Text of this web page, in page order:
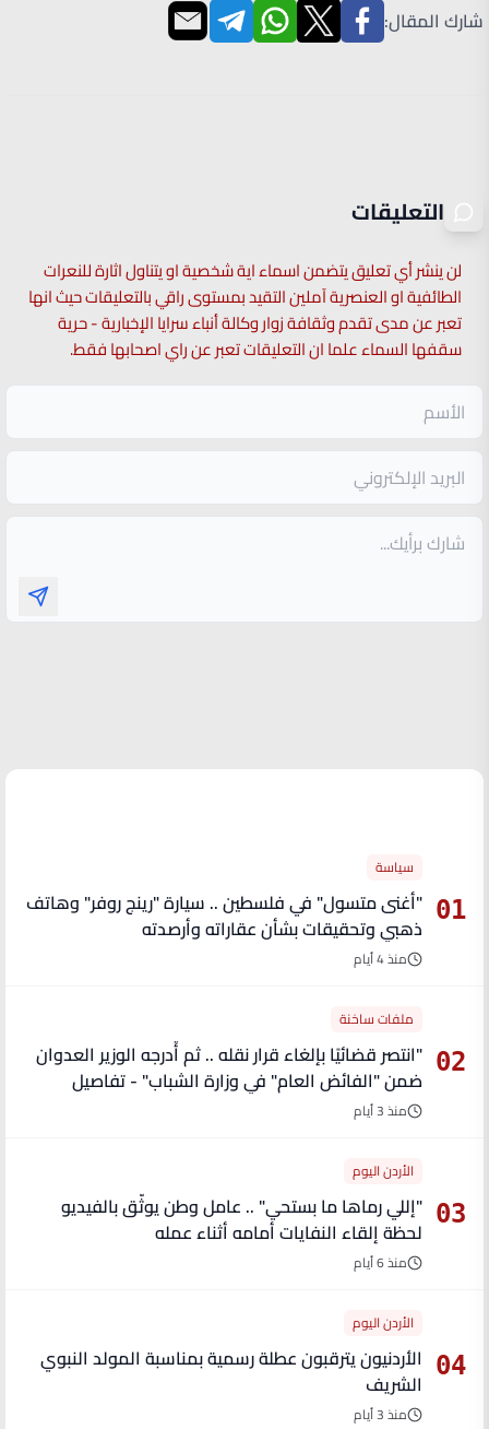
شارك المقال:
التعليقات
لن ينشر أي تعليق يتضمن اسماء اية شخصية او يتناول اثارة للنعرات
الطائفية او العنصرية آملين التقيد بمستوى راقي بالتعليقات حيث انها
تعبر عن مدى تقدم وثقافة زوار وكالة أنباء سرايا الإخبارية - حرية
سقفها السماء علما ان التعليقات تعبر عن راي اصحابها فقط.
01
سياسة
"أغنى متسول" في فلسطين .. سيارة "رينج روفر" وهاتف
ذهبي وتحقيقات بشأن عقاراته وأرصدته
منذ 4 أيام
02
ملفات ساخنة
"انتصر قضائيًا بإلغاء قرار نقله .. ثم أُدرجه الوزير العدوان
ضمن "الفائض العام" في وزارة الشباب" - تفاصيل
منذ 3 أيام
03
الأردن اليوم
"إللي رماها ما بستحي" .. عامل وطن يوثّق بالفيديو
لحظة إلقاء النفايات أمامه أثناء عمله
منذ 6 أيام
04
الأردن اليوم
الأردنيون يترقبون عطلة رسمية بمناسبة المولد النبوي
الشريف
منذ 3 أيام